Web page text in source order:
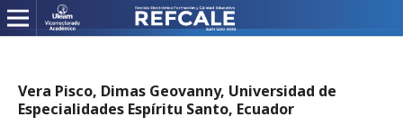
Vera Pisco, Dimas Geovanny, Universidad de
Especialidades Espíritu Santo, Ecuador